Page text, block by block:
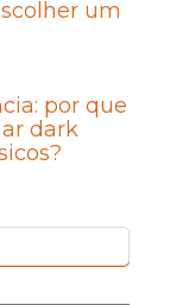
um
por que
dark